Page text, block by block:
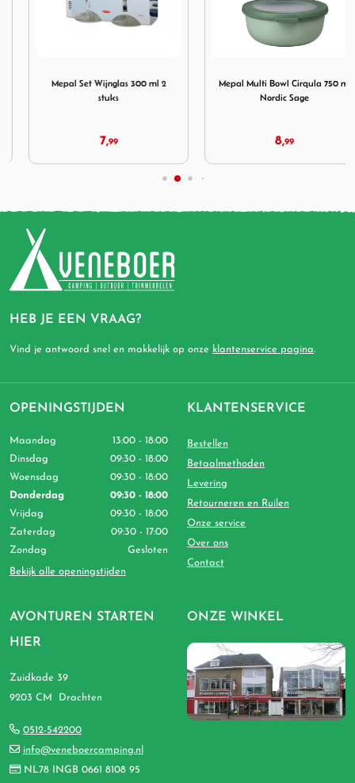
Mepal Set Wijnglas 300 ml 2
stuks
Mepal Multi Bowl Cirqula 750 ml
Nordic Sage
HEB JE EEN VRAAG?
Vind je antwoord snel en makkelijk op onze klantenservice pagina.
AVONTUREN STARTEN
HIER
Zuidkade 39
9203 CM Drachten
0512-542200
info@veneboercamping.nl
NL78 INGB 0661 8108 95
OPENINGSTIJDEN
Maandag
13:00 - 18:00
Dinsdag
09:30 - 18:00
Woensdag
09:30 - 18:00
Donderdag
09:30 - 18:00
Vrijdag
09:30 - 18:00
Zaterdag
09:30 - 17:00
Zondag
Gesloten
Bekijk alle openingstijden
KLANTENSERVICE
Bestellen
Betaalmethoden
Levering
Retourneren en Ruilen
Onze service
Over ons
Contact
ONZE WINKEL